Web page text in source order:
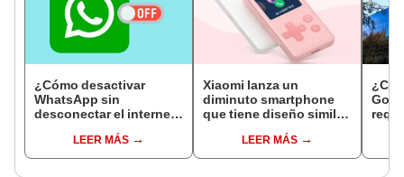
¿Cómo desactivar
WhatsApp sin
desconectar el internet
LEER MÁS
Xiaomi lanza un
diminuto smartphone
que tiene diseño similar
LEER MÁS